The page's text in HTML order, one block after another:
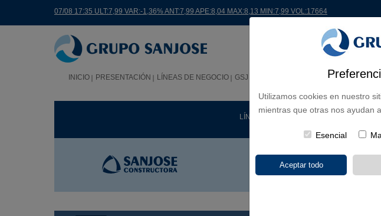
Utilizamos cookies en nuestro
mientras que otras nos ayudan
Esencial
07/08 17:35 ULT:7,99 VAR:-1,36% ANT:7,99 APE:8,04 MAX:8,13 MIN:7,99 VOL:17664
INICIO PRESENTACIÓN LÍNEAS DE NEGOCIO GSJ EN EL MUNDO PROYECTOS
LÍNEA DE NEGOCIO CONTINENTES